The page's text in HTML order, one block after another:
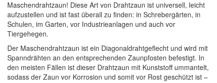
Maschendrahtzaun! Diese Art von Drahtzaun ist universell, leicht
aufzustellen und ist fast überall zu finden: in Schrebergärten, in
Schulen, im Garten, vor Industrieanlagen und auch vor
Tiergehegen.
Der Maschendrahtzaun ist ein Diagonaldrahtgeflecht und wird mit
Spanndrähten an den entsprechenden Zaunpfosten befestigt. In
den meisten Fällen ist dieser Drahtzaun mit Kunststoff ummantelt,
sodass der Zaun vor Korrosion und somit vor Rost geschützt ist –